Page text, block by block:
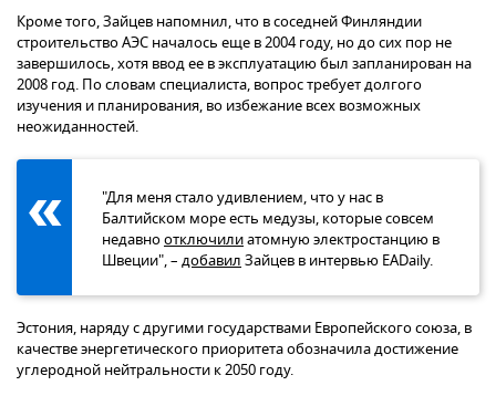
Кроме того, Зайцев напомнил, что в соседней Финляндии
строительство АЭС началось еще в 2004 году, но до сих пор не
завершилось, хотя ввод ее в эксплуатацию был запланирован на
2008 год. По словам специалиста, вопрос требует долгого
изучения и планирования, во избежание всех возможных
неожиданностей.
"Для меня стало удивлением, что у нас в
Балтийском море есть медузы, которые совсем
недавноотключилиатомную электростанцию в
Швеции", – добавил Зайцев в интервью EADaily.
Эстония, наряду с другими государствами Европейского союза, в
качестве энергетического приоритета обозначила достижение
углеродной нейтральности к 2050 году.